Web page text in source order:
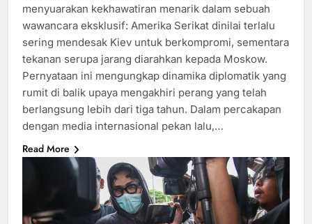
menyuarakan kekhawatiran menarik dalam sebuah
wawancara eksklusif: Amerika Serikat dinilai terlalu
sering mendesak Kiev untuk berkompromi, sementara
tekanan serupa jarang diarahkan kepada Moskow.
Pernyataan ini mengungkap dinamika diplomatik yang
rumit di balik upaya mengakhiri perang yang telah
berlangsung lebih dari tiga tahun. Dalam percakapan
dengan media internasional pekan lalu,…
Read More